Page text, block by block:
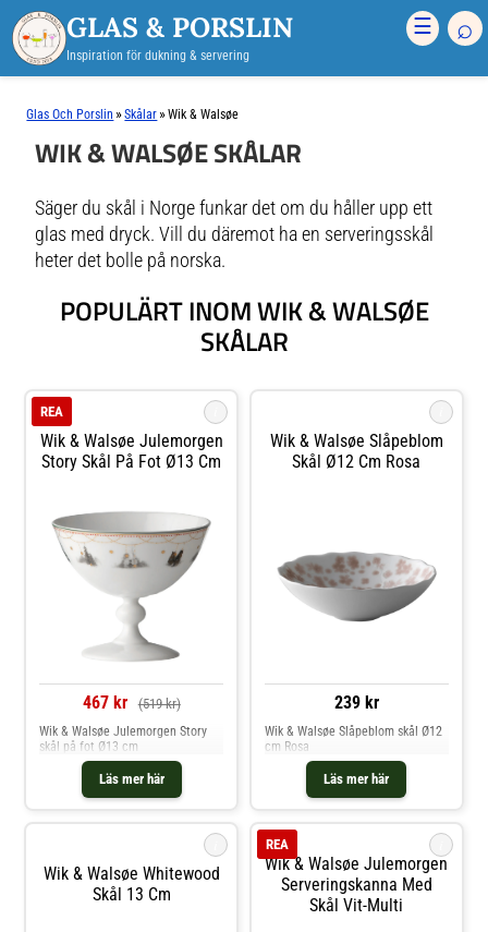
GLAS & PORSLIN
Inspiration för dukning & servering
☰ ⌕
Glas Och Porslin »Skålar »Wik & Walsøe
WIK & WALSØE SKÅLAR
Säger du skål i Norge funkar det om du håller upp ett
glas med dryck. Vill du däremot ha en serveringsskål
heter det bolle på norska.
POPULÄRT INOM WIK & WALSØE
SKÅLAR
Wik & Walsøe Julemorgen
Story Skål På Fot Ø13 Cm
REA
467 kr (519 kr)
Läs mer här
Wik & Walsøe Julemorgen Story
skål på fot Ø13 cm
Wik & Walsøe Slåpeblom
Skål Ø12 Cm Rosa
239 kr
Läs mer här
Wik & Walsøe Slåpeblom skål Ø12
cm Rosa
Wik & Walsøe Whitewood
Skål 13 Cm
Wik & Walsøe Julemorgen
Serveringskanna Med
Skål Vit-Multi
REA